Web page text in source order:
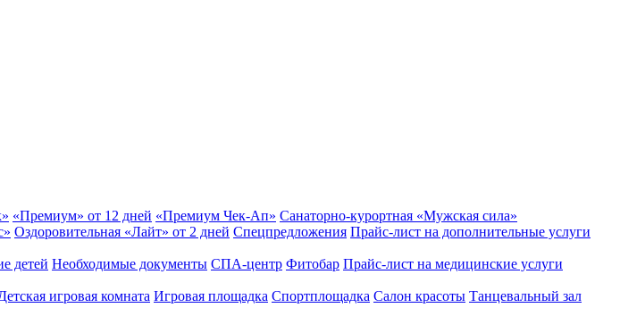
«Премиум» от 12 дней «Премиум Чек-Ап» Санаторно-курортная «Мужская сила»
Оздоровительная «Лайт» от 2 дней Спецпредложения Прайс-лист на дополнительные услуги
детей Необходимые документы СПА-центр Фитобар Прайс-лист на медицинские услуги
игровая комната Игровая площадка Спортплощадка Салон красоты Танцевальный зал